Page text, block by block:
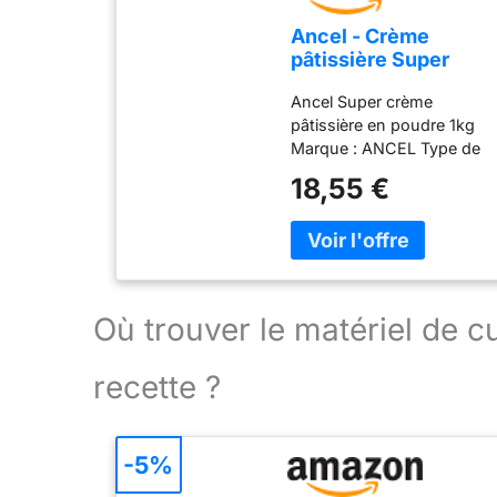
Ancel - Crème
pâtissière Super
Ancel Super crème
pâtissière en poudre 1kg
Marque : ANCEL Type de
18,55 €
Où trouver le matériel de
recette ?
-5%